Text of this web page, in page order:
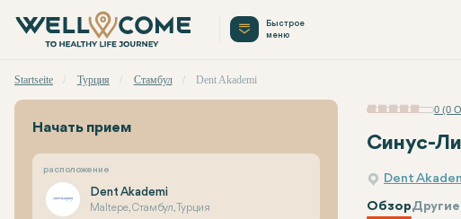
Быстрое
меню
Startseite Турция Стамбул Dent Akademi
0 (0
Синус-
Dent
Обзор
Начать прием
расположение
Dent Akademi
Maltepe, Стамбул, Турция